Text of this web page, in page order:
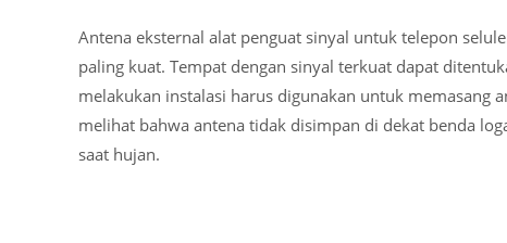
Antena eksternal alat penguat sinyal untuk telepon
paling kuat. Tempat dengan sinyal terkuat dapat
melakukan instalasi harus digunakan untuk memasang
melihat bahwa antena tidak disimpan di dekat benda
saat hujan.